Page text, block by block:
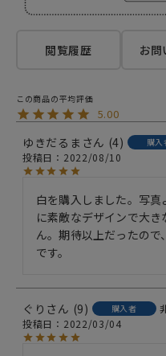
閲覧履歴 お問
5.00
ゆきだるま
4 購入
投稿日
2022/08/10
白を購入しました。写
に素敵なデザインで大
ん。期待以上だったの
です。
ぐり 9 購入者
投稿日
2022/03/04